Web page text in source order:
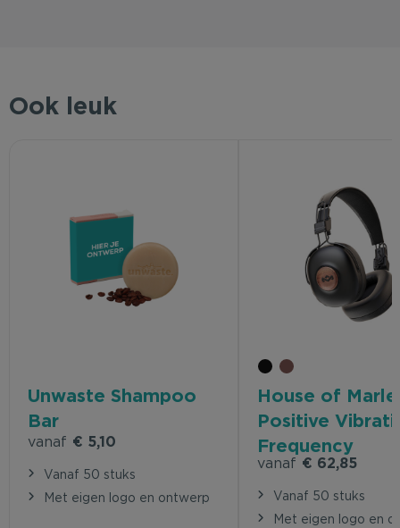
Ook leuk
Unwaste Shampoo
Bar
vanaf € 5,10
Vanaf 50 stuks
Met eigen logo en ontwerp
House of
Positive
Frequency
vanaf € 62,85
Vanaf 50 stuks
Met eigen logo en